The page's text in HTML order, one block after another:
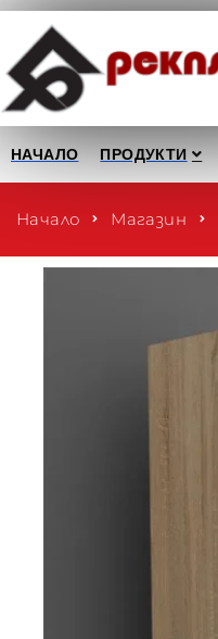
НАЧАЛО ПРОДУКТИ
Начало Магазин